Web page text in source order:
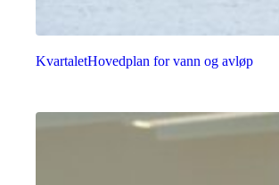
KvartaletHovedplan for vann og avløp